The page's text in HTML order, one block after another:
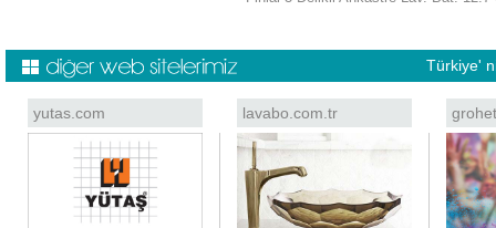
Türkiye'
yutas.com lavabo.com.tr